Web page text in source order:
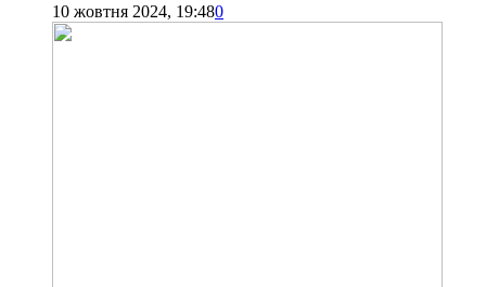
10 жовтня 2024, 19:480